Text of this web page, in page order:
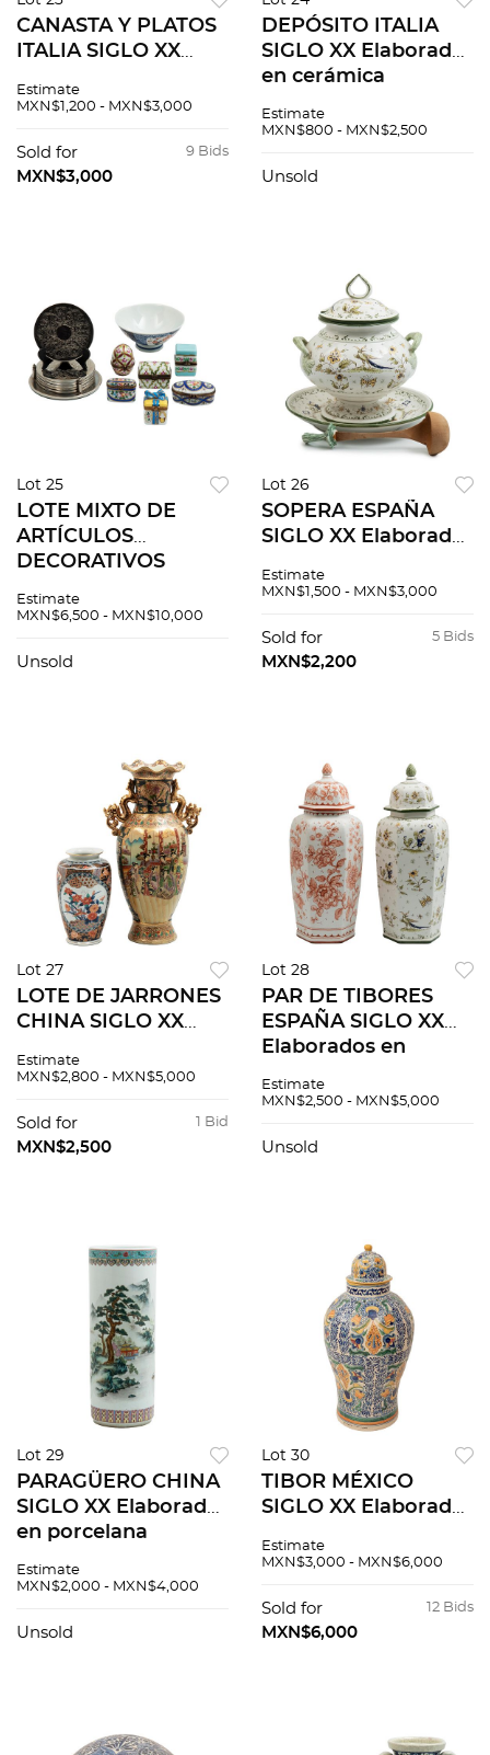
CANASTA Y PLATOS
ITALIA SIGLO XX
cerámica y
blanco Acabado
brillante Consta de
Estimate
MXN$1,200 - MXN$3,000
9 Bids
Sold for
MXN$3,000
DEPÓSITO ITALIA
SIGLO XX Elaborado
en cerámica
Acabado gres Tapa
de bouquet 26 cm
Estimate
MXN$800 - MXN$2,500
Unsold
Lot 25
LOTE MIXTO DE
ARTÍCULOS
DECORATIVOS
ORÍGENES SIGLO XX
porcelana metal
Estimate
MXN$6,500 - MXN$10,000
Unsold
Lot 26
SOPERA ESPAÑA
SIGLO XX Elaborada
policromada Sellado
a mano con motivos
florales, orgánico...
Estimate
MXN$1,500 - MXN$3,000
5 Bids
Sold for
MXN$2,200
Lot 27
LOTE DE JARRONES
CHINA SIGLO XX
porcelana
Sellados inferiores
Decorados con
Estimate
MXN$2,800 - MXN$5,000
1 Bid
Sold for
MXN$2,500
Lot 28
PAR DE TIBORES
ESPAÑA SIGLO XX
Elaborados en
policromada Sellado
a mano con motivos
Estimate
MXN$2,500 - MXN$5,000
Unsold
Lot 29
PARAGÜERO CHINA
SIGLO XX Elaborado
en porcelana
inferior con
brillante Decorado
Estimate
MXN$2,000 - MXN$4,000
Unsold
Lot 30
TIBOR MÉXICO
SIGLO XX Elaborado
Talavera Sellada
con motivos
orgánicos y florales
Estimate
MXN$3,000 - MXN$6,000
12 Bids
Sold for
MXN$6,000